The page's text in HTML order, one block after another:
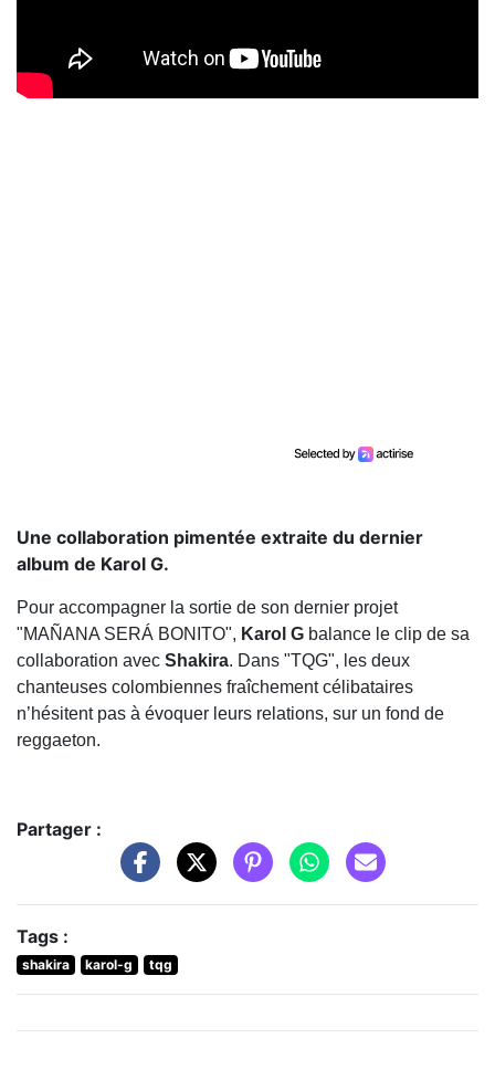
Une collaboration pimentée extraite du dernier
album de Karol G.
Pour accompagner la sortie de son dernier projet
"MAÑANA SERÁ BONITO", Karol G balance le clip de sa
collaboration avec Shakira. Dans "TQG", les deux
chanteuses colombiennes fraîchement célibataires
n’hésitent pas à évoquer leurs relations, sur un fond de
reggaeton.
Partager :
Tags :
shakira karol-g tqg